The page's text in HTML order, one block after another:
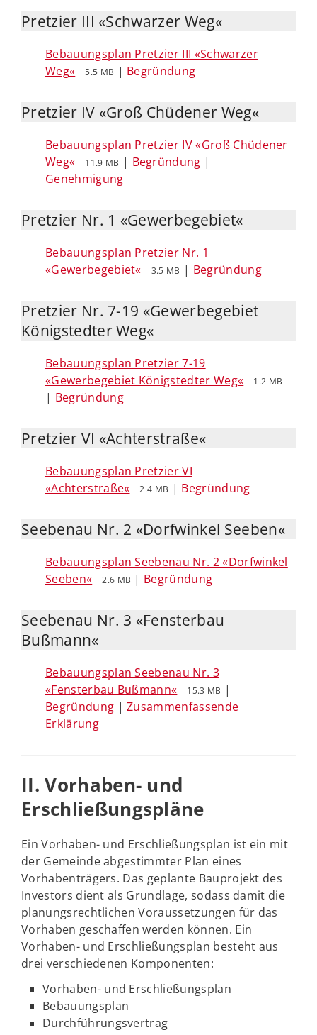
Pretzier III «Schwarzer Weg«
Bebauungsplan Pretzier III «Schwarzer
Weg«
5.5 MB | Begründung
Pretzier IV «Groß Chüdener Weg«
Bebauungsplan Pretzier IV «Groß Chüdener
Weg«
11.9 MB | Begründung |
Genehmigung
Pretzier Nr. 1 «Gewerbegebiet«
Bebauungsplan Pretzier Nr. 1
«Gewerbegebiet«
3.5 MB | Begründung
Pretzier Nr. 7-19 «Gewerbegebiet
Königstedter Weg«
Bebauungsplan Pretzier 7-19
«Gewerbegebiet Königstedter Weg«
1.2 MB
| Begründung
Pretzier VI «Achterstraße«
Bebauungsplan Pretzier VI
«Achterstraße«
2.4 MB | Begründung
Seebenau Nr. 2 «Dorfwinkel Seeben«
Bebauungsplan Seebenau Nr. 2 «Dorfwinkel
Seeben«
2.6 MB | Begründung
Seebenau Nr. 3 «Fensterbau
Bußmann«
Bebauungsplan Seebenau Nr. 3
«Fensterbau Bußmann«
15.3 MB |
Begründung |Zusammenfassende
Erklärung
II. Vorhaben- und
Erschließungspläne
Ein Vorhaben- und Erschließungsplan ist ein mit
der Gemeinde abgestimmter Plan eines
Vorhabenträgers. Das geplante Bauprojekt des
Investors dient als Grundlage, sodass damit die
planungsrechtlichen Voraussetzungen für das
Vorhaben geschaffen werden können. Ein
Vorhaben- und Erschließungsplan besteht aus
drei verschiedenen Komponenten:
Vorhaben- und Erschließungsplan
Bebauungsplan
Durchführungsvertrag